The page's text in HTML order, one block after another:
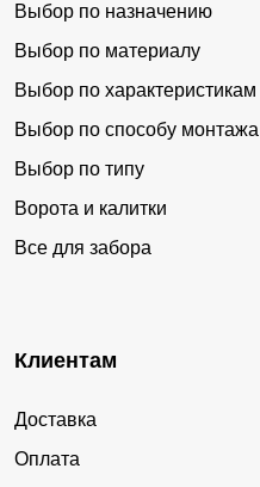
Выбор по назначению
Выбор по материалу
Выбор по характеристикам
Выбор по способу монтажа
Выбор по типу
Ворота и калитки
Все для забора
Клиентам
Доставка
Оплата